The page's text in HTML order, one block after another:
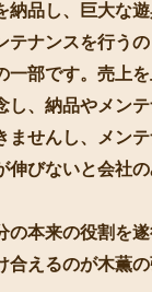
納品し、巨大な
テナンスを行う
一部です。売上
し、納品やメン
ませんし、メン
伸びないと会社
の本来の役割を
合えるのが木薫の